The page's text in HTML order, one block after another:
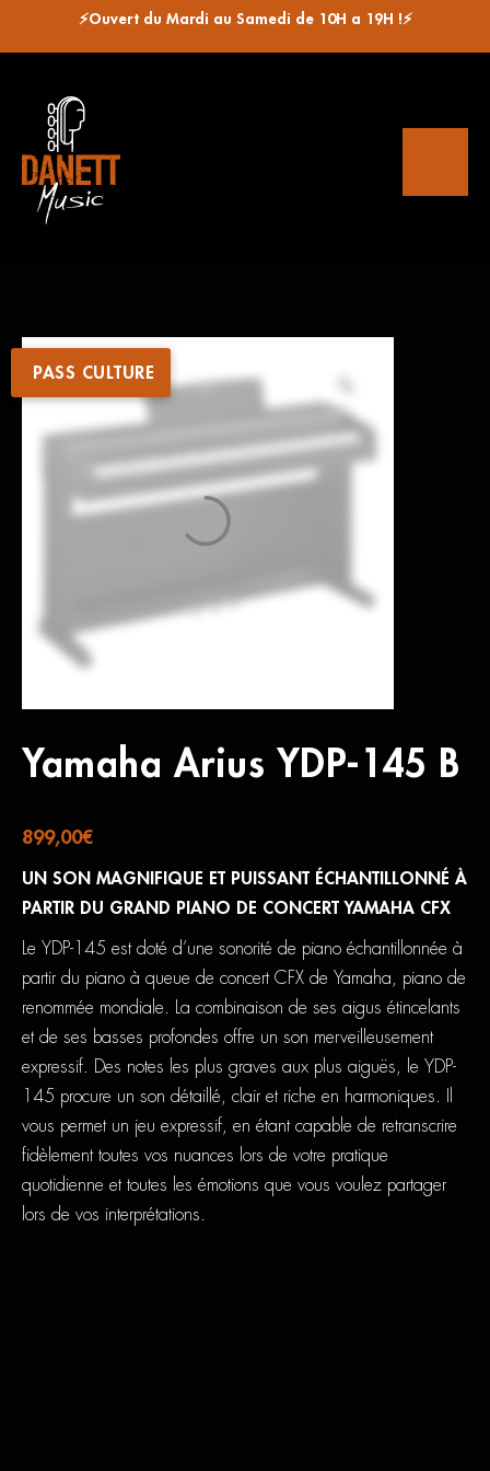
⚡Ouvert du Mardi au Samedi de 10H a 19H !⚡
PASS CULTURE
Yamaha Arius YDP-145 B
899,00€
UN SON MAGNIFIQUE ET PUISSANT ÉCHANTILLONNÉ À
PARTIR DU GRAND PIANO DE CONCERT YAMAHA CFX
Le YDP-145 est doté d’une sonorité de piano échantillonnée à
partir du piano à queue de concert CFX de Yamaha, piano de
renommée mondiale. La combinaison de ses aigus étincelants
et de ses basses profondes offre un son merveilleusement
expressif. Des notes les plus graves aux plus aiguës, le YDP-
145 procure un son détaillé, clair et riche en harmoniques. Il
vous permet un jeu expressif, en étant capable de retranscrire
fidèlement toutes vos nuances lors de votre pratique
quotidienne et toutes les émotions que vous voulez partager
lors de vos interprétations.